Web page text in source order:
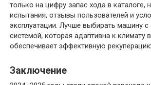
только на цифру запас хода в каталоге,
испытания, отзывы пользователей и
эксплуатации. Лучше выбирать машину с
системой, которая адаптивна к климату
обеспечивает эффективную
Заключение